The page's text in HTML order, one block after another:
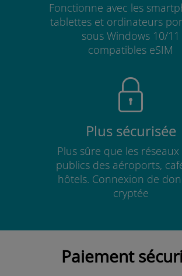
Fonctionne avec les
tablettes et ordinateurs
sous Windows 10/11
compatibles eSIM
Plus sécurisée
Plus sûre que les réseaux
publics des aéroports,
hôtels. Connexion de
cryptée
Paiement